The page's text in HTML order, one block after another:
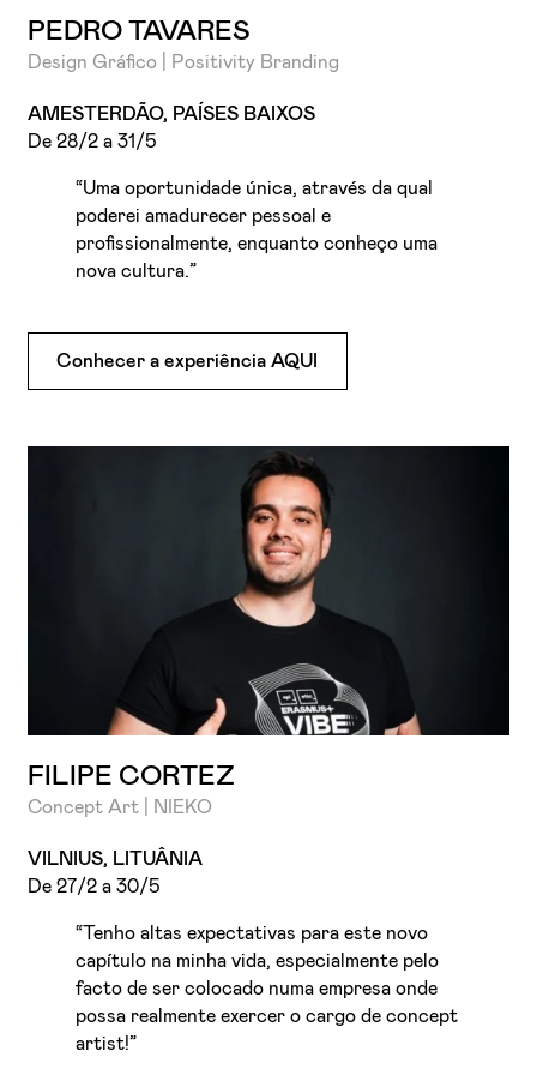
PEDRO TAVARES
Design Gráfico | Positivity Branding
AMESTERDÃO, PAÍSES BAIXOS
De 28/2 a 31/5
“Uma oportunidade única, através da qual
poderei amadurecer pessoal e
profissionalmente, enquanto conheço uma
nova cultura.”
Conhecer a experiência AQUI
FILIPE CORTEZ
Concept Art | NIEKO
VILNIUS, LITUÂNIA
De 27/2 a 30/5
“Tenho altas expectativas para este novo
capítulo na minha vida, especialmente pelo
facto de ser colocado numa empresa onde
possa realmente exercer o cargo de concept
artist!”